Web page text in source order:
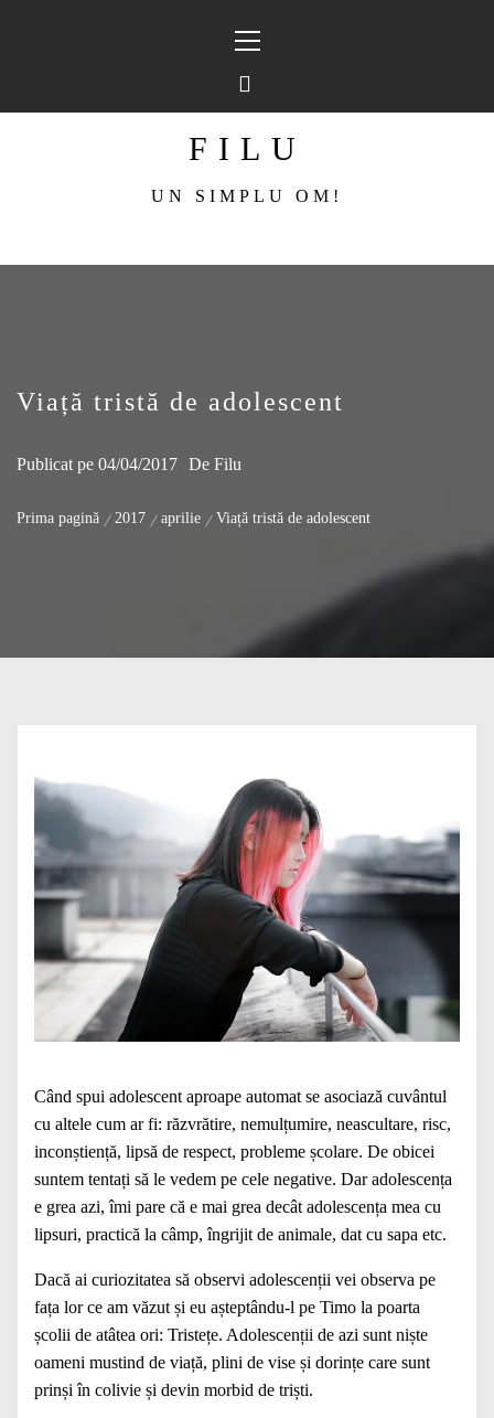
principal
FILU
UN SIMPLU OM!
Viață tristă de adolescent
Publicat pe 04/04/2017 De Filu
Prima pagină 2017 aprilie Viață tristă de adolescent
Când spui adolescent aproape automat se asociază cuvântul
cu altele cum ar fi: răzvrătire, nemulțumire, neascultare, risc,
inconștiență, lipsă de respect, probleme școlare. De obicei
suntem tentați să le vedem pe cele negative. Dar adolescența
e grea azi, îmi pare că e mai grea decât adolescența mea cu
lipsuri, practică la câmp, îngrijit de animale, dat cu sapa etc.
Dacă ai curiozitatea să observi adolescenții vei observa pe
fața lor ce am văzut și eu așteptându-l pe Timo la poarta
școlii de atâtea ori: Tristețe. Adolescenții de azi sunt niște
oameni mustind de viață, plini de vise și dorințe care sunt
prinși în colivie și devin morbid de triști.